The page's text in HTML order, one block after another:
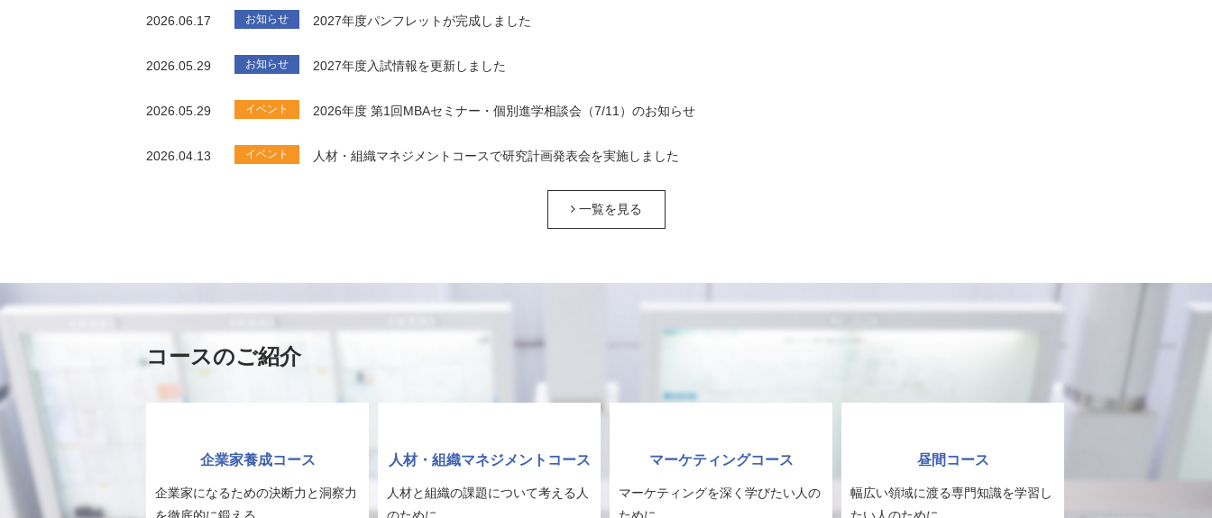
2026.06.17 お知らせ 2027年度パンフレットが完成しました
2026.05.29 お知らせ 2027年度入試情報を更新しました
2026.05.29 イベント 2026年度 第1回MBAセミナー・個別進学相談会（7/11）のお知らせ
2026.04.13 イベント 人材・組織マネジメントコースで研究計画発表会を実施しました
一覧を見る
コースのご紹介
企業家養成コース
企業家になるための決断力と洞察力
人材・組織マネジメントコース
人材と組織の課題について考える人
マーケティングコース
マーケティングを深く学びたい人の
昼間コース
幅広い領域に渡る専門知識を学習し